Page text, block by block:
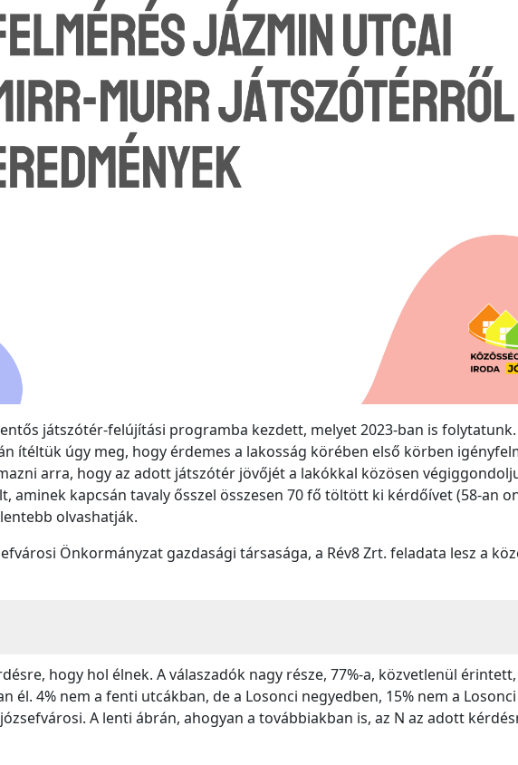
játszótér-felújítási programba kezdett, melyet 2023-ban is
ítéltük úgy meg, hogy érdemes a lakosság körében első körben
arra, hogy az adott játszótér jövőjét a lakókkal közösen
aminek kapcsán tavaly ősszel összesen 70 fő töltött ki kérdőívet (58-an
olvashatják.
Önkormányzat gazdasági társasága, a Rév8 Zrt. feladata lesz a
hogy hol élnek. A válaszadók nagy része, 77%-a, közvetlenül
él. 4% nem a fenti utcákban, de a Losonci negyedben, 15% nem a
A lenti ábrán, ahogyan a továbbiakban is, az N az adott